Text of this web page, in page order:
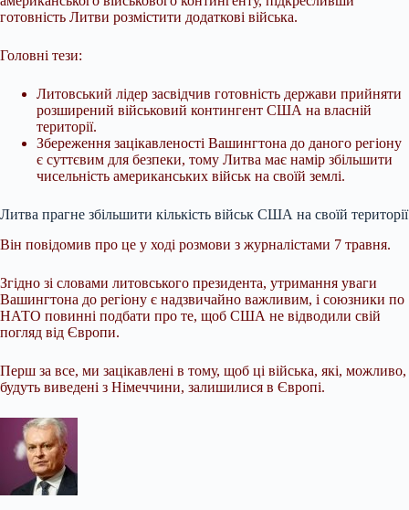
готовність Литви розмістити додаткові війська.
Головні тези:
Литовський лідер засвідчив готовність держави прийняти
розширений військовий контингент США на власній
території.
Збереження зацікавленості Вашингтона до даного регіону
є суттєвим для безпеки, тому Литва має намір збільшити
чисельність американських військ на своїй землі.
Литва прагне збільшити кількість військ США на своїй території
Він повідомив про це у ході розмови з журналістами 7 травня.
Згідно зі словами литовського президента, утримання уваги
Вашингтона до регіону є надзвичайно важливим, і союзники по
НАТО повинні подбати про те, щоб США не відводили свій
погляд від Європи.
Перш за все, ми зацікавлені в тому, щоб ці війська, які, можливо,
будуть виведені з Німеччини, залишилися в Європі.